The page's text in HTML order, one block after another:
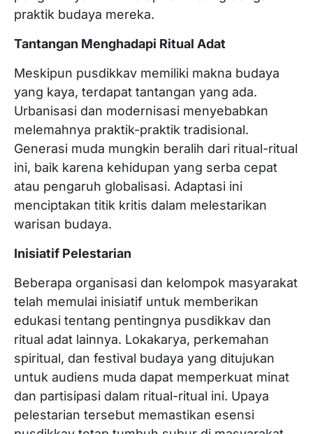
praktik budaya mereka.
Tantangan Menghadapi Ritual Adat
Meskipun pusdikkav memiliki makna budaya
yang kaya, terdapat tantangan yang ada.
Urbanisasi dan modernisasi menyebabkan
melemahnya praktik-praktik tradisional.
Generasi muda mungkin beralih dari ritual-ritual
ini, baik karena kehidupan yang serba cepat
atau pengaruh globalisasi. Adaptasi ini
menciptakan titik kritis dalam melestarikan
warisan budaya.
Inisiatif Pelestarian
Beberapa organisasi dan kelompok masyarakat
telah memulai inisiatif untuk memberikan
edukasi tentang pentingnya pusdikkav dan
ritual adat lainnya. Lokakarya, perkemahan
spiritual, dan festival budaya yang ditujukan
untuk audiens muda dapat memperkuat minat
dan partisipasi dalam ritual-ritual ini. Upaya
pelestarian tersebut memastikan esensi